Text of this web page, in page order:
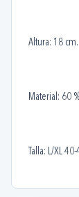
Altura: 18 cm.
Material: 60
Talla: L/XL 40-